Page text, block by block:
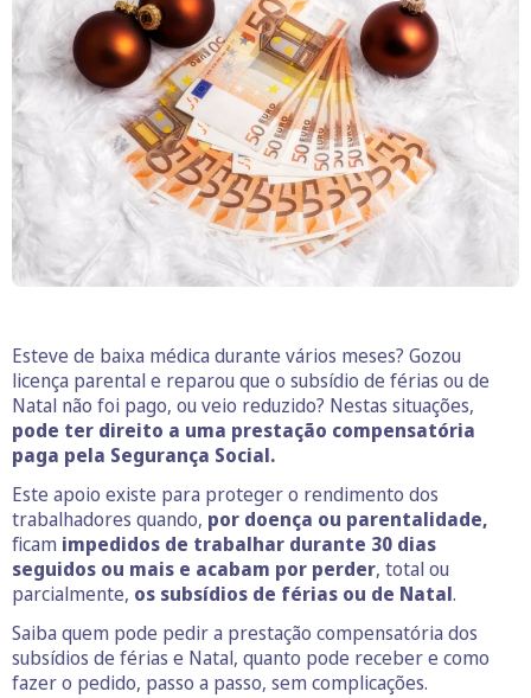
Esteve de baixa médica durante vários meses? Gozou
licença parental e reparou que o subsídio de férias ou de
Natal não foi pago, ou veio reduzido? Nestas situações,
pode ter direito a uma prestação compensatória
paga pela Segurança Social.
Este apoio existe para proteger o rendimento dos
trabalhadores quando, por doença ou parentalidade,
ficam impedidos de trabalhar durante 30 dias
seguidos ou mais e acabam por perder, total ou
parcialmente, os subsídios de férias ou de Natal.
Saiba quem pode pedir a prestação compensatória dos
subsídios de férias e Natal, quanto pode receber e como
fazer o pedido, passo a passo, sem complicações.